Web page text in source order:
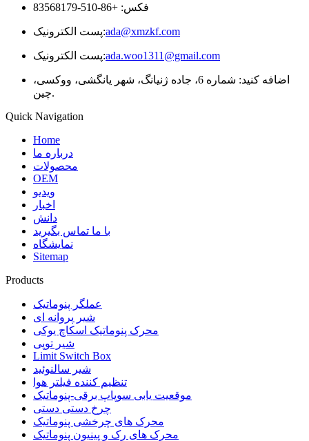
فکس: +86-510-83568179
پست الکترونیک:ada@xmzkf.com
پست الکترونیک:ada.woo1311@gmail.com
اضافه کنید: شماره 6، جاده ژنیانگ، شهر یانگشی، ووکسی،
چین.
Quick Navigation
Home
درباره ما
محصولات
OEM
ویدیو
اخبار
دانش
با ما تماس بگیرید
نمایشگاه
Sitemap
Products
عملگر پنوماتیک
شیر پروانه ای
محرک پنوماتیک اسکاچ یوکی
شیر توپی
Limit Switch Box
شیر سالنوئید
تنظیم کننده فیلتر هوا
موقعیت یابی سوپاپ برقی-پنوماتیک
چرخ دستی دستی
محرک های چرخشی پنوماتیک
محرک های رک و پینیون پنوماتیک